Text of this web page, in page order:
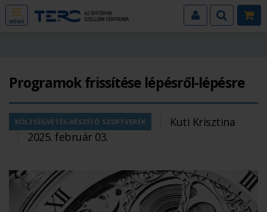
MENÜ
Programok frissítése lépésről-lépésre
KÖLTSÉGVETÉS-KÉSZÍTŐ SZOFTVEREK
Kuti Krisztina
2025. február 03.